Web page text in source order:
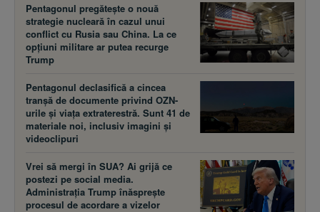
Pentagonul pregătește o nouă
strategie nucleară în cazul unui
conflict cu Rusia sau China. La ce
opțiuni militare ar putea recurge
Trump
Pentagonul declasifică a cincea
tranșă de documente privind OZN-
urile și viața extraterestră. Sunt 41 de
materiale noi, inclusiv imagini și
videoclipuri
Vrei să mergi în SUA? Ai grijă ce
postezi pe social media.
Administrația Trump înăsprește
procesul de acordare a vizelor